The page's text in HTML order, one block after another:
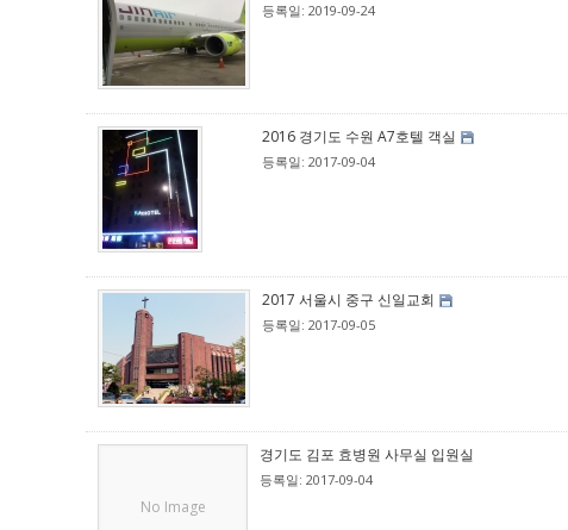
등록일: 2019-09-24
2016 경기도 수원 A7호텔 객실
등록일: 2017-09-04
2017 서울시 중구 신일교회
등록일: 2017-09-05
No Image
경기도 김포 효병원 사무실 입원실
등록일: 2017-09-04